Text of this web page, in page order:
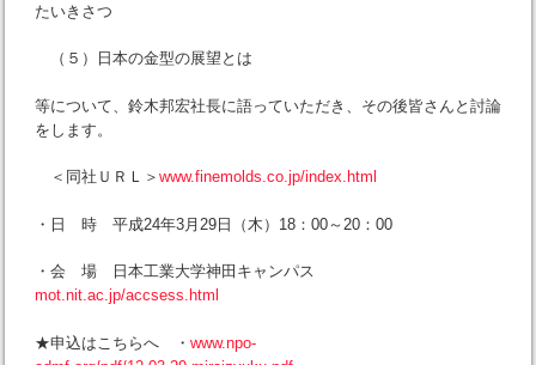
たいきさつ
（５）日本の金型の展望とは
等について、鈴木邦宏社長に語っていただき、その後皆さんと討論
をします。
＜同社ＵＲＬ＞ www.finemolds.co.jp/index.html
・日 時 平成24年3月29日（木）18：00～20：00
・会 場 日本工業大学神田キャンパス
mot.nit.ac.jp/accsess.html
★申込はこちらへ ・ www.npo-